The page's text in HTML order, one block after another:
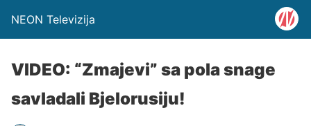
NEON Televizija
VIDEO: “Zmajevi” sa pola snage
savladali Bjelorusiju!